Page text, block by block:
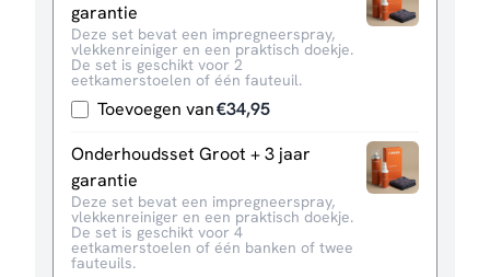
garantie
Deze set bevat een impregneerspray,
vlekkenreiniger en een praktisch doekje.
De set is geschikt voor 2
eetkamerstoelen of één fauteuil.
Toevoegen van€34,95
Onderhoudsset Groot + 3 jaar
garantie
Deze set bevat een impregneerspray,
vlekkenreiniger en een praktisch doekje.
De set is geschikt voor 4
eetkamerstoelen of één banken of twee
fauteuils.